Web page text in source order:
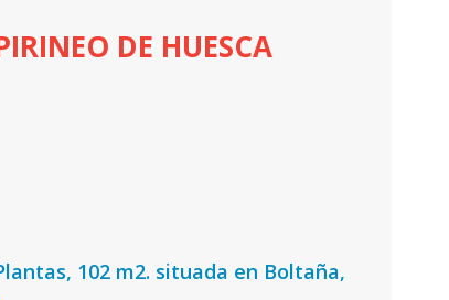
DE HUESCA
102 m2. situada en Boltaña,